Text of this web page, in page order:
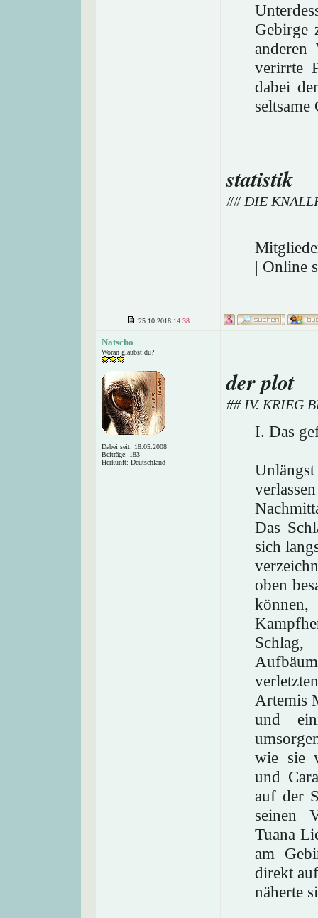
Gebirge
anderen
verirrte
dabei
seltsame
statistik
## DIE
| Online
25.10.2018 14:38
Natscho
Woran glaubst du?
Dabei seit: 18.05.2008
Beiträge: 183
Herkunft: Deutschland
der plot
## IV. KRIEG
I. Das
Das
sich
oben
Artemis
und
wie sie
und
auf der
seinen
Tuana
am
direkt
näherte